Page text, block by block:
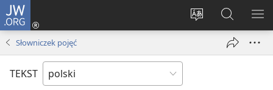
JW.ORG
Wybór
Logowanie
(opens
Szukaj
na
JW.ORG
Słowniczek pojęć
TEKST